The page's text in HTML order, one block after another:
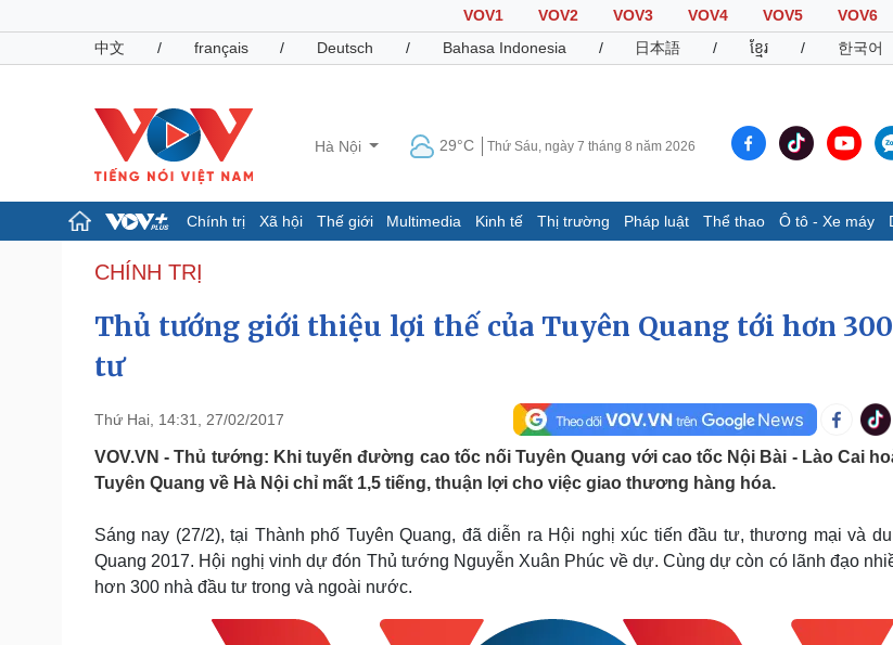
VOV1 VOV2 VOV3 VOV4 VOV5 VOV6
中文
/ français / Deutsch / Bahasa Indonesia / 日本語 / ខ្មែរ / 한국어
Hà Nội 29°C Thứ Sáu, ngày 7 tháng 8 năm 2026
Chính trị Xã hội Thế giới Multimedia Kinh tế Thị trường Pháp luật Thể thao Ô tô - Xe máy
Chính trị
Tổ chức nhân sự
Quốc hội
Nhận diện sự thật
Dự báo thời tiết
Giáo dục
Cuộc sống đó đây
Hồ sơ
Ảnh
E-Magazine
Pháp luật
Vụ án
Tin nóng
Quân sự - Quốc phòng
Vũ khí
Thể thao
Bóng đá
Lịch thi đấu bóng đá
eSports
Hậu trường
Ô tô - Xe máy
Ô tô
Dinh dưỡng - món ngon
Nhà đẹp
Sân khấu - Điện ảnh
Nghệ sĩ
CHÍNH TRỊ
Thủ tướng giới thiệu lợi thế của Tuyên Quang tới hơn
tư
Thứ Hai, 14:31, 27/02/2017
VOV.VN - Thủ tướng: Khi tuyến đường cao tốc nối Tuyên Quang với cao tốc Nội Bài - Lào Cai
Tuyên Quang về Hà Nội chỉ mất 1,5 tiếng, thuận lợi cho việc giao thương hàng hóa.
Sáng nay (27/2), tại Thành phố Tuyên Quang, đã diễn ra Hội nghị xúc tiến đầu tư, thương mại và
Quang 2017. Hội nghị vinh dự đón Thủ tướng Nguyễn Xuân Phúc về dự. Cùng dự còn có lãnh đạo
hơn 300 nhà đầu tư trong và ngoài nước.